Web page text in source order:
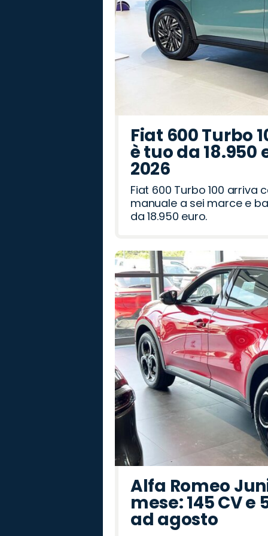
Fiat 600 Turbo
è tuo da
2026
Fiat 600 Turbo 100 arriva
manuale a sei marce e
da 18.950 euro.
Alfa Romeo
mese: 145 CV
ad agosto